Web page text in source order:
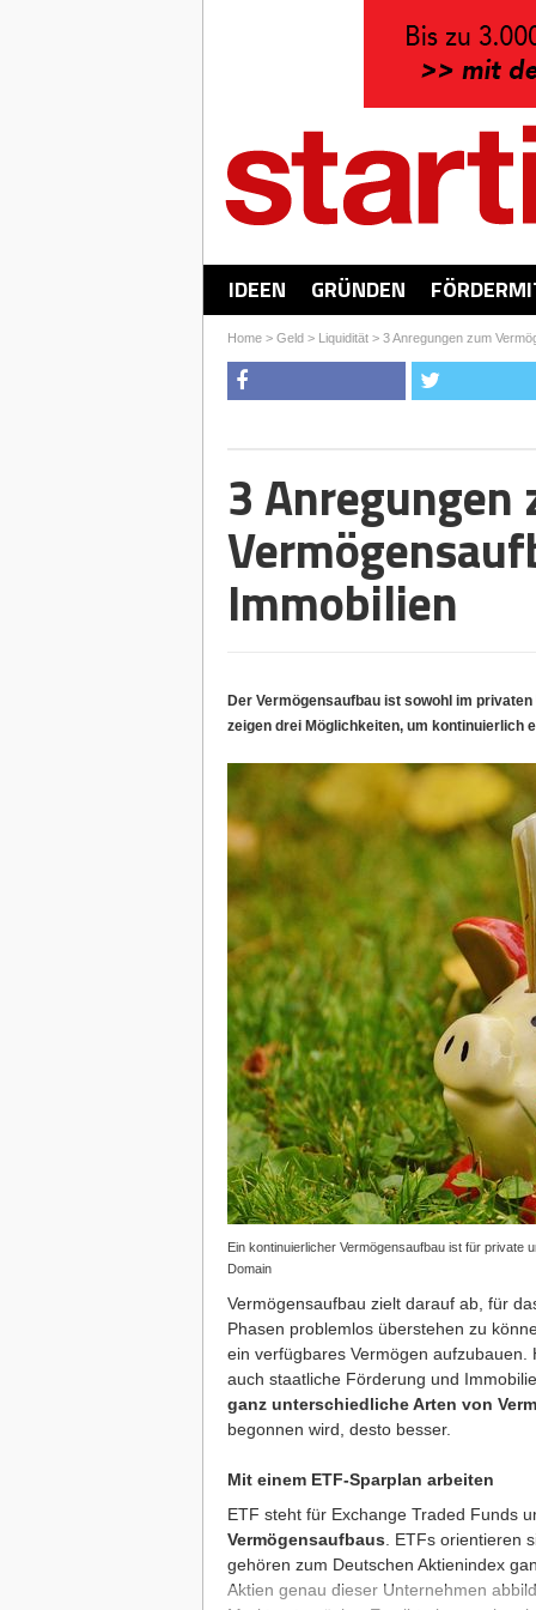
IDEEN GRÜNDEN
Home> Geld> Liquidität> 3 Anregungen zum
3 Anregungen
Immobilien
Der Vermögensaufbau ist sowohl im
zeigen drei Möglichkeiten, um kontinuierlich
Ein kontinuierlicher Vermögensaufbau ist für private
Domain
Vermögensaufbau zielt darauf ab, für
Phasen problemlos überstehen zu
ein verfügbares Vermögen
auch staatliche Förderung und
ganz unterschiedliche Arten von
begonnen wird, desto besser.
Mit einem ETF-Sparplan arbeiten
ETF steht für Exchange Traded Funds
Vermögensaufbaus . ETFs orientieren
gehören zum Deutschen Aktienindex
Aktien genau dieser Unternehmen